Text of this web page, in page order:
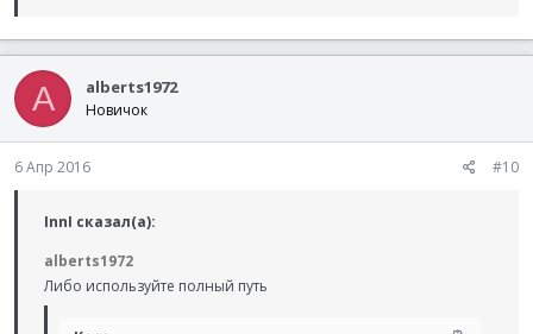
A alberts1972
Новичок
6 Апр 2016 #10
InnI сказал(а):
alberts1972
Либо используйте полный путь